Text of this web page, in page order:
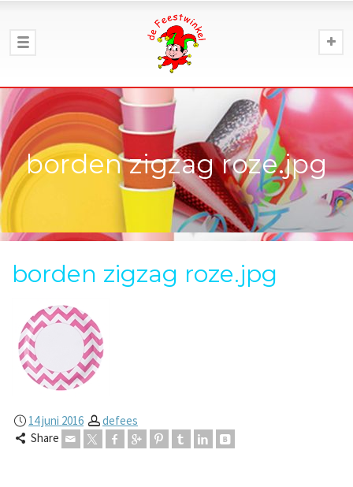
borden zigzag roze.jpg
borden zigzag roze.jpg
14 juni 2016
defees
Share